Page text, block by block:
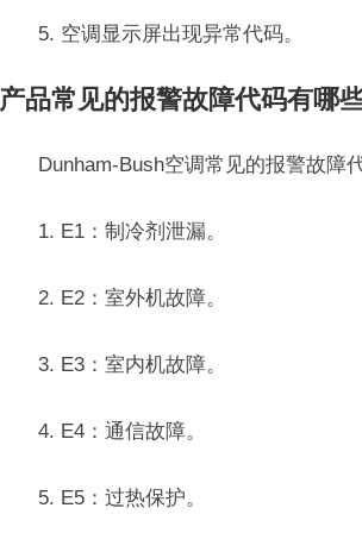
5. 空调显示屏出现异常代码。
产品常见的报警故障代码有哪
Dunham-Bush空调常见的报警故障
1. E1：制冷剂泄漏。
2. E2：室外机故障。
3. E3：室内机故障。
4. E4：通信故障。
5. E5：过热保护。